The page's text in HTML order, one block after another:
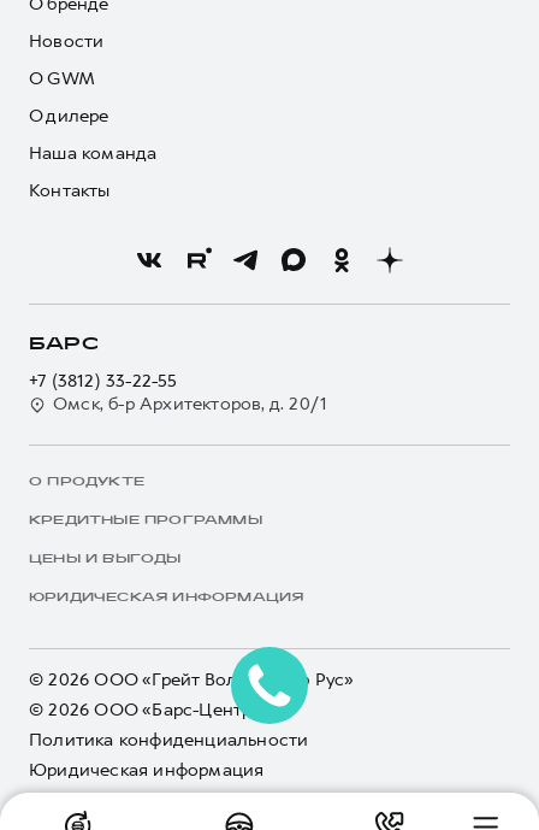
Новости
О GWM
О дилере
Наша команда
Контакты
БАРС
+7 (3812) 33-22-55
Омск, б-р Архитекторов, д. 20/1
О ПРОДУКТЕ
КРЕДИТНЫЕ ПРОГРАММЫ
ЦЕНЫ И ВЫГОДЫ
ЮРИДИЧЕСКАЯ ИНФОРМАЦИЯ
© 2026 ООО «Грейт Волл Мотор Рус»
© 2026 ООО «Барс-Центр»
Политика конфиденциальности
Юридическая информация
Сделано в ПЕРКС